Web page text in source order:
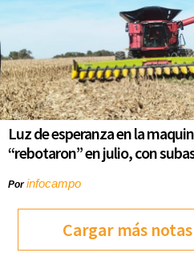
Luz de esperanza en la
“rebotaron” en julio, con
Porinfocampo
Cargar más